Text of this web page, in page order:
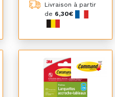
Livraison à partir
de 6,30€